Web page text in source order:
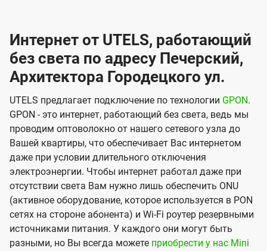
Интернет от UTELS, работающий
без света по адресу Печерский,
Архитектора Городецкого ул.
UTELS предлагает подключение по технологии GPON.
GPON - это интернет, работающий без света, ведь мы
проводим оптоволокно от нашего сетевого узла до
Вашей квартиры, что обеспечивает Вас интернетом
даже при условии длительного отключения
электроэнергии. Чтобы интернет работал даже при
отсутствии света Вам нужно лишь обеспечить ONU
(активное оборудование, которое используется в PON
сетях на стороне абонента) и Wi-Fi роутер резервными
источниками питания. У каждого они могут быть
разными, но Вы всегда можете приобрести у нас Mini